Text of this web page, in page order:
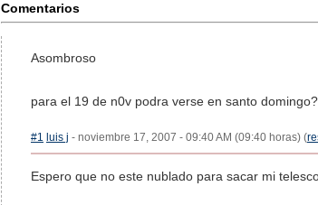
Comentarios
Asombroso
para el 19 de n0v podra verse en santo
#1 luis j - noviembre 17, 2007 - 09:40 AM (09:40 horas) (
Espero que no este nublado para sacar mi